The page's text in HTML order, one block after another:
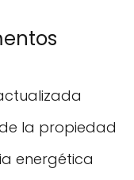
la propiedad
energética